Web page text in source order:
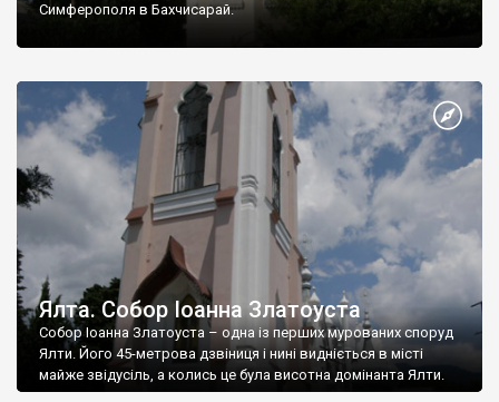
Симферополя в Бахчисарай.
Ялта. Собор Іоанна Златоуста
Собор Іоанна Златоуста – одна із перших мурованих споруд
Ялти. Його 45-метрова дзвіниця і нині видніється в місті
майже звідусіль, а колись це була висотна домінанта Ялти.